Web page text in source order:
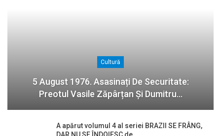
Cultură
5 August 1976. Asasinați De Securitate:
Preotul Vasile Zăpârțan Și Dumitru…
A apărut volumul 4 al seriei BRAZII SE FRÂNG,
DAR NU SE ÎNDOIESC de…